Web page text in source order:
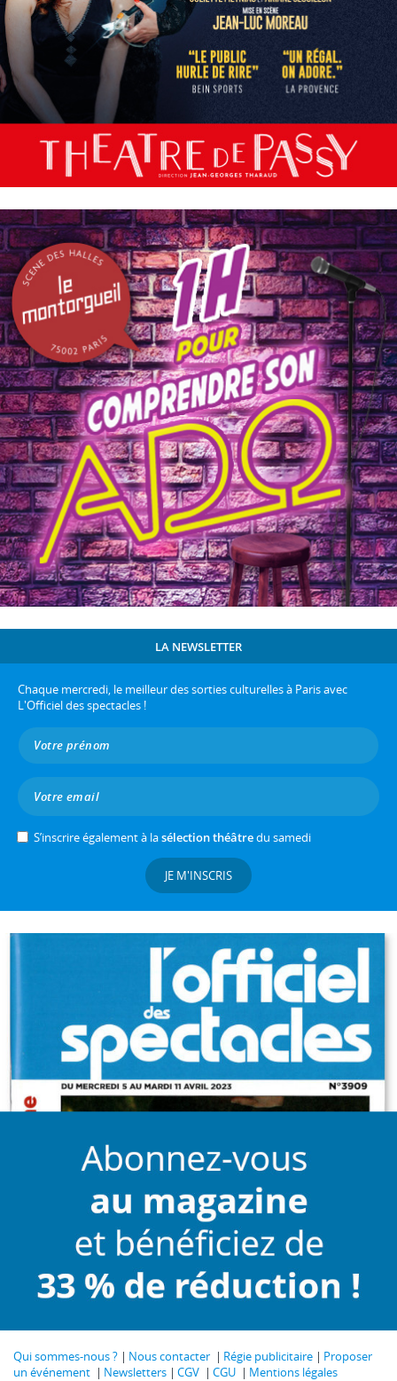
LA NEWSLETTER
Chaque mercredi, le meilleur des sorties culturelles à Paris avec
L'Officiel des spectacles !
S’inscrire également à lasélection théâtredu samedi
JE M'INSCRIS
Qui sommes-nous ? Nous contacter Régie publicitaire
Proposer
un événement
Newsletters CGV CGU
Mentions légales